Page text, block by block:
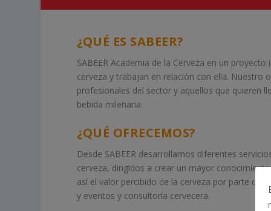
¿QUÉ ES SABEER?
SABEER Academia de la Cerveza en un
cerveza y trabajan en relación con ella. Nuestro
profesionales del sector y aquellos que quieren
bebida milenaria.
¿QUÉ OFRECEMOS?
Desde SABEER desarrollamos diferentes
cerveza, dirigidos a crear un mayor
así el valor percibido de la cerveza por parte de
y eventos y consultoría cervecera.